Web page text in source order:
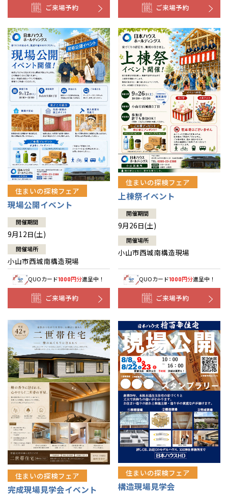
ご来場予約 ご来場予約
住まいの探検フェア
現場公開イベント
開催期間
9月12日(土)
開催場所
小山市西城南構造現場
QUOカード1000円分進呈中！
ご来場予約
住まいの探検フェア
上棟祭イベント
開催期間
9月26日(土)
開催場所
小山市西城南構造現場
QUOカード1000円分進呈中！
ご来場予約
住まいの探検フェア
完成現場見学会イベント
住まいの探検フェア
構造現場見学会